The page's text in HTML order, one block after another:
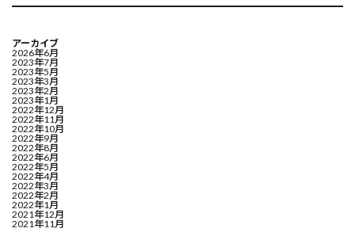
アーカイブ
2026年6月
2023年7月
2023年5月
2023年3月
2023年2月
2023年1月
2022年12月
2022年11月
2022年10月
2022年9月
2022年8月
2022年6月
2022年5月
2022年4月
2022年3月
2022年2月
2022年1月
2021年12月
2021年11月